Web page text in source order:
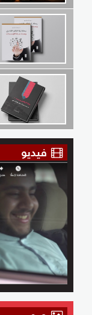
فيديو